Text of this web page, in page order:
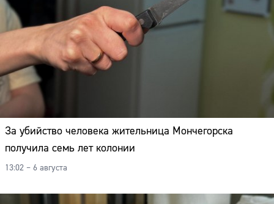
За убийство человека жительница Мончегорска
получила семь лет колонии
13:02 – 6 августа